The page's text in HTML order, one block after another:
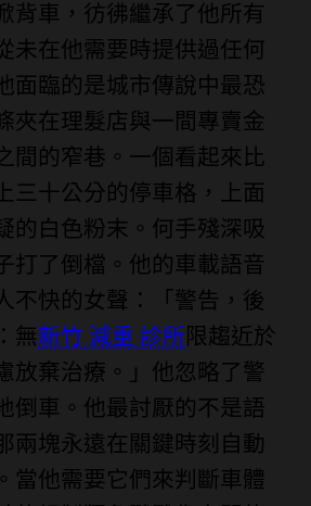
背車，彷彿繼承了他所有
未在他需要時提供過任何
面臨的是城市傳說中最恐
夾在理髮店與一間專賣金
間的窄巷。一個看起來比
三十公分的停車格，上面
的白色粉末。何手殘深吸
打了倒檔。他的車載語音
不快的女聲：「警告，後
無新竹 減重 診所 限趨近於
放棄治療。」他忽略了警
倒車。他最討厭的不是語
兩塊永遠在關鍵時刻自動
當他需要它們來判斷車體